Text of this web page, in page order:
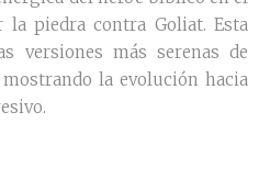
la piedra contra Goliat. Esta
versiones más serenas de
la evolución hacia